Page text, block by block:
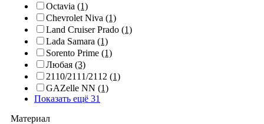
Octavia (1)
Chevrolet Niva (1)
Land Cruiser Prado (1)
Lada Samara (1)
Sorento Prime (1)
Любая (3)
2110/2111/2112 (1)
GAZelle NN (1)
Показать ещё 31
Материал